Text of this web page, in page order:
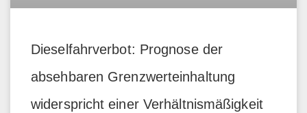
Dieselfahrverbot: Prognose der
absehbaren Grenzwerteinhaltung
widerspricht einer Verhältnismäßigkeit